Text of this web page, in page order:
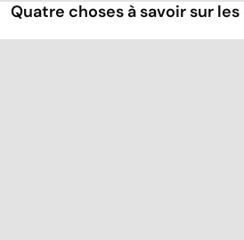
Quatre choses à savoir sur